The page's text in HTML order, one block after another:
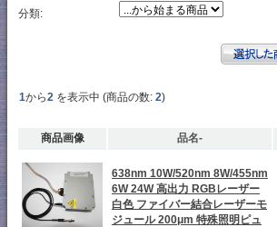
分類:
1から2 を表示中 (商品の数: 2)
商品画像 品名-
638nm 10W/520nm 8W/455nm
6W 24W 高出力 RGBレーザー
白色 ファイバー結合レーザーモ
ジュール 200μm 特殊照明ピュ